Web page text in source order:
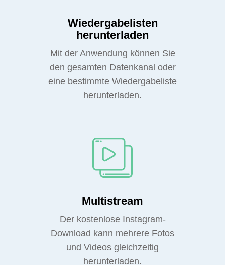
Wiedergabelisten
herunterladen
Mit der Anwendung können Sie
den gesamten Datenkanal oder
eine bestimmte Wiedergabeliste
herunterladen.
Multistream
Der kostenlose Instagram-
Download kann mehrere Fotos
und Videos gleichzeitig
herunterladen.